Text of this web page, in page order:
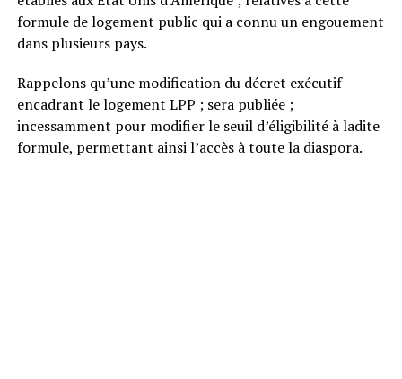
formule de logement public qui a connu un engouement
dans plusieurs pays.
Rappelons qu’une modification du décret exécutif
encadrant le logement LPP ; sera publiée ;
incessamment pour modifier le seuil d’éligibilité à ladite
formule, permettant ainsi l’accès à toute la diaspora.